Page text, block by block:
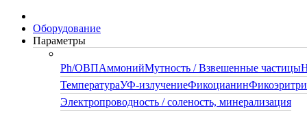
Оборудование
Параметры
Ph/ОВПАммонийМутность / Взвешенные частицы
ТемператураУФ-излучениеФикоцианин
Электропроводность / соленость, минерализация